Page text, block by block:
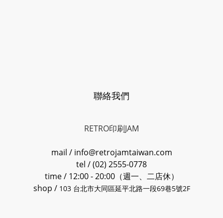
聯絡我們
RETRO印刷JAM
mail / info@retrojamtaiwan.com
tel / (02) 2555-0778
time / 12:00 - 20:00（週一、二店休）
shop / 103 台北市大同區延平北路一段69巷5號2F